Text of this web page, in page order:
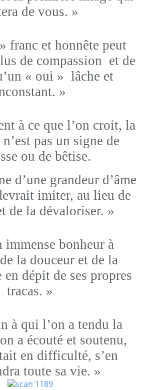
de vous. »
franc et honnête peut
de compassion et de
« oui » lâche et
»
à ce que l’on croit, la
pas un signe de
ou de bêtise.
d’une grandeur d’âme
imiter, au lieu de
de la dévaloriser. »
immense bonheur à
la douceur et de la
dépit de ses propres
tracas. »
à qui l’on a tendu la
a écouté et soutenu,
en difficulté, s’en
toute sa vie. »